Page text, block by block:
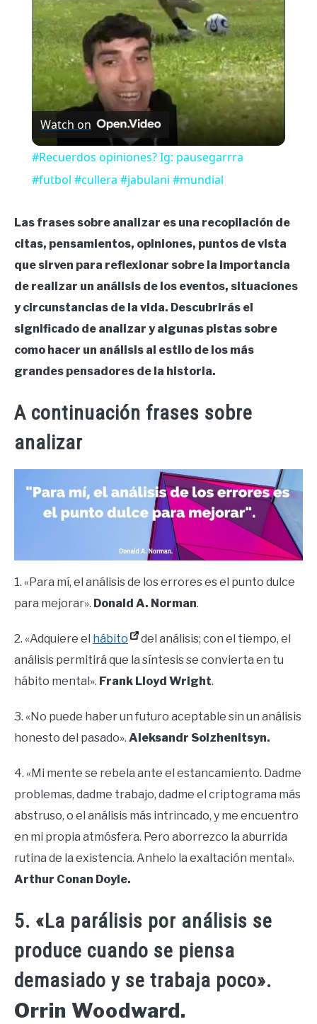
Watch on
#Recuerdos opiniones? Ig: pausegarrra
#futbol #cullera #jabulani #mundial
Las frases sobre analizar es una recopilación de
citas, pensamientos, opiniones, puntos de vista
que sirven para reflexionar sobre la importancia
de realizar un análisis de los eventos, situaciones
y circunstancias de la vida. Descubrirás el
significado de analizar y algunas pistas sobre
como hacer un análisis al estilo de los más
grandes pensadores de la historia.
A continuación frases sobre
analizar
1. «Para mí, el análisis de los errores es el punto dulce
para mejorar». Donald A. Norman.
2. «Adquiere el hábito
del análisis; con el tiempo, el
análisis permitirá que la síntesis se convierta en tu
hábito mental». Frank Lloyd Wright.
3. «No puede haber un futuro aceptable sin un análisis
honesto del pasado». Aleksandr Solzhenitsyn.
4. «Mi mente se rebela ante el estancamiento. Dadme
problemas, dadme trabajo, dadme el criptograma más
abstruso, o el análisis más intrincado, y me encuentro
en mi propia atmósfera. Pero aborrezco la aburrida
rutina de la existencia. Anhelo la exaltación mental».
Arthur Conan Doyle.
5. «La parálisis por análisis se
produce cuando se piensa
demasiado y se trabaja poco».
Orrin Woodward.